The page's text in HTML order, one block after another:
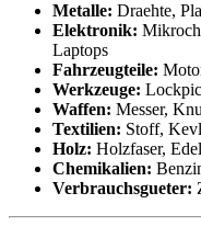
Metalle: Draehte,
Elektronik:
Laptops
Fahrzeugteile:
Werkzeuge:
Waffen: Messer,
Textilien: Stoff,
Holz: Holzfaser,
Chemikalien:
Verbrauchsgueter: